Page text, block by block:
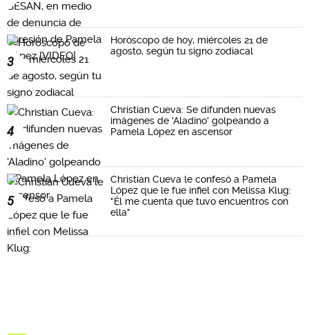
3
Horóscopo de hoy, miércoles 21 de
agosto, según tu signo zodiacal
4
Christian Cueva: Se difunden nuevas
imágenes de 'Aladino' golpeando a
Pamela López en ascensor
5
Christian Cueva le confesó a Pamela
López que le fue infiel con Melissa Klug:
"Él me cuenta que tuvo encuentros con
ella"